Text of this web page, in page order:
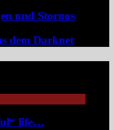
und Stornos
dem Darknet
life…